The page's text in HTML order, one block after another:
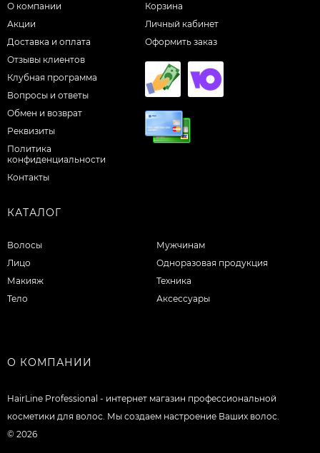
О компании
Акции
Доставка и оплата
Отзывы клиентов
Клубная программа
Вопросы и ответы
Обмен и возврат
Реквизиты
Политика
конфиденциальности
Контакты
Корзина
Личный кабинет
Оформить заказ
КАТАЛОГ
Волосы
Лицо
Макияж
Тело
Мужчинам
Одноразовая продукция
Техника
Аксессуары
О КОМПАНИИ
HairLine Professional - интернет магазин профессиональной
косметики для волос. Мы создаем настроение Ваших волос.
© 2026